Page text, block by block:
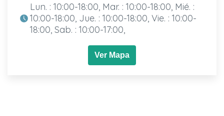
Lun. : 10:00-18:00, Mar. : 10:00-18:00, Mié. :
10:00-18:00, Jue. : 10:00-18:00, Vie. : 10:00-
18:00, Sab. : 10:00-17:00,
Ver Mapa